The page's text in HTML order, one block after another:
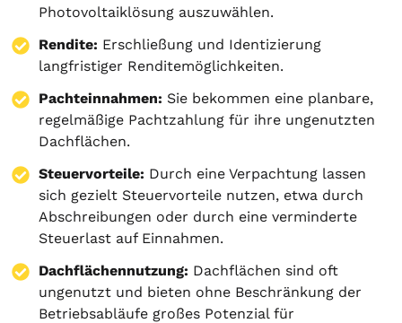
Photovoltaiklösung auszuwählen.
Rendite: Erschließung und Identizierung
langfristiger Renditemöglichkeiten.
Pachteinnahmen: Sie bekommen eine planbare,
regelmäßige Pachtzahlung für ihre ungenutzten
Dachflächen.
Steuervorteile: Durch eine Verpachtung lassen
sich gezielt Steuervorteile nutzen, etwa durch
Abschreibungen oder durch eine verminderte
Steuerlast auf Einnahmen.
Dachflächennutzung: Dachflächen sind oft
ungenutzt und bieten ohne Beschränkung der
Betriebsabläufe großes Potenzial für